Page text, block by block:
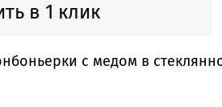
в 1 клик
с медом в